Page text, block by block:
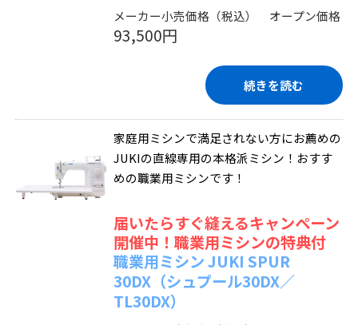
メーカー小売価格（税込） オープン価格
93,500円
続きを読む
家庭用ミシンで満足されない方にお薦めの
JUKIの直線専用の本格派ミシン！おすす
めの職業用ミシンです！
届いたらすぐ縫えるキャンペーン
開催中！職業用ミシンの特典付
職業用ミシン JUKI SPUR
30DX（シュプール30DX／
TL30DX）